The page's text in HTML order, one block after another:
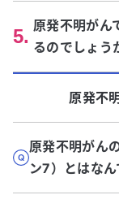
5. 原発不明がん
るのでしょう
原発不
原発不明がん
ン7）とはなん